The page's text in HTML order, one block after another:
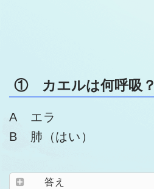
① カエルは何呼吸？
A エラ
B 肺（はい）
答え